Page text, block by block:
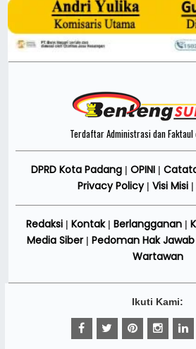
Terdaftar Administrasi dan Faktaul
DPRD Kota Padang| OPINI|
Privacy Policy| Visi Misi |
Redaksi| Kontak| Berlangganan|
Media Siber| Pedoman Hak Jawab
Wartawan
Ikuti Kami: